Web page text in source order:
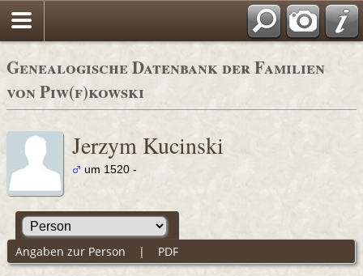
Genealogische Datenbank der Familien
von Piw(f)kowski
Jerzym Kucinski
um 1520 -
Angaben zur Person | PDF